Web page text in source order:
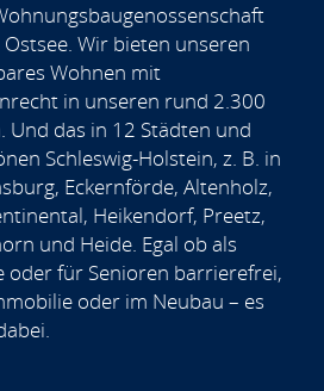
Wir bieten unseren
Wohnen mit
in unseren rund 2.300
Und das in 12 Städten und
Schleswig-Holstein, z. B. in
Eckernförde, Altenholz,
Heikendorf, Preetz,
und Heide. Egal ob als
oder für Senioren barrierefrei,
oder im Neubau – es